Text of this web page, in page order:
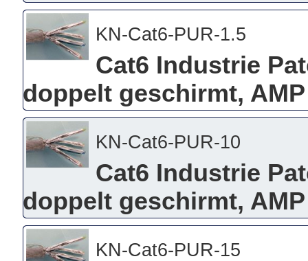
KN-Cat6-PUR-1.5
Cat6 Industrie
doppelt geschirmt,
KN-Cat6-PUR-10
Cat6 Industrie
doppelt geschirmt,
KN-Cat6-PUR-15